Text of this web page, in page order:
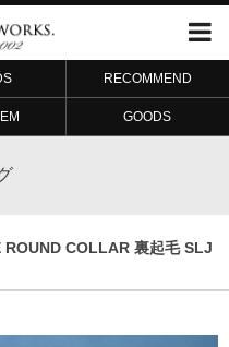
RECOMMEND
GOODS
COLLAR 裏起毛 SLJ